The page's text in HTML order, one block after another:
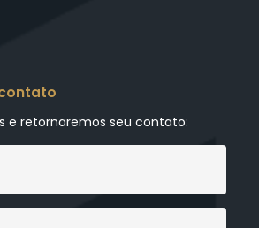
e retornaremos seu contato: